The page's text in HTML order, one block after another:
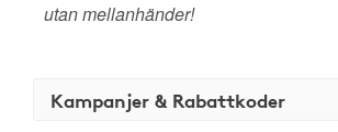
utan mellanhänder!
Kampanjer & Rabattkoder